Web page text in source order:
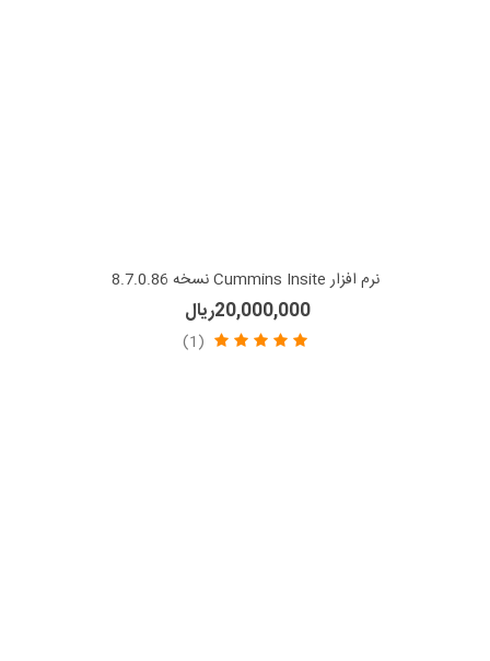
نرم افزار Cummins Insite نسخه 8.7.0.86
20,000,000ریال
(1)